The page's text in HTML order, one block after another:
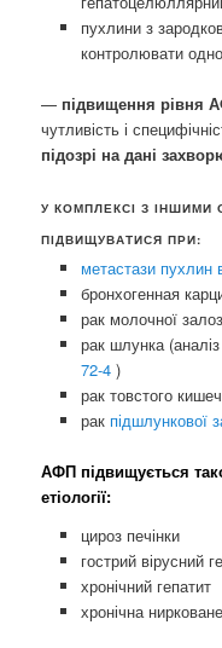
пухлини з
контролювати
— підвищення рівня
чутливість і
підозрі на дані
У КОМПЛЕКСІ З
ПІДВИЩУВАТИСЯ ПРИ:
метастази пухлин
бронхогенная
рак молочної
рак шлунка
72-4 )
рак товстого
рак підшлункової
АФП підвищується
етіології:
цироз печінки
гострий вірусний
хронічний гепатит
хронічна